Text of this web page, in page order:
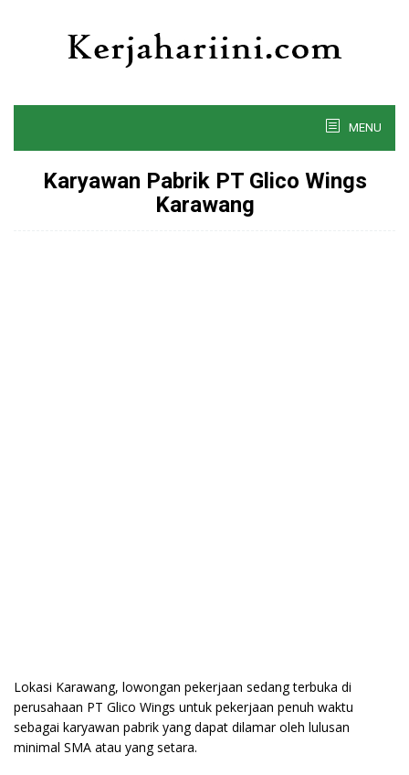
MENU
Karyawan Pabrik PT Glico Wings
Karawang
Lokasi Karawang, lowongan pekerjaan sedang terbuka di
perusahaan PT Glico Wings untuk pekerjaan penuh waktu
sebagai karyawan pabrik yang dapat dilamar oleh lulusan
minimal SMA atau yang setara.